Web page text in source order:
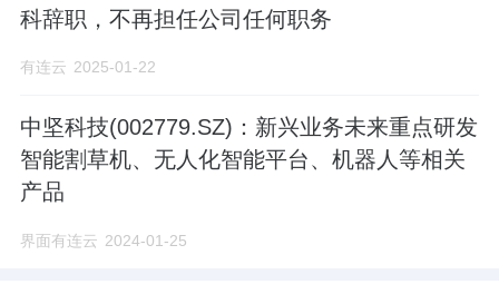
科辞职，不再担任公司任何职务
有连云 2025-01-22
中坚科技(002779.SZ)：新兴业务未来重点研发
智能割草机、无人化智能平台、机器人等相关
产品
界面有连云 2024-01-25